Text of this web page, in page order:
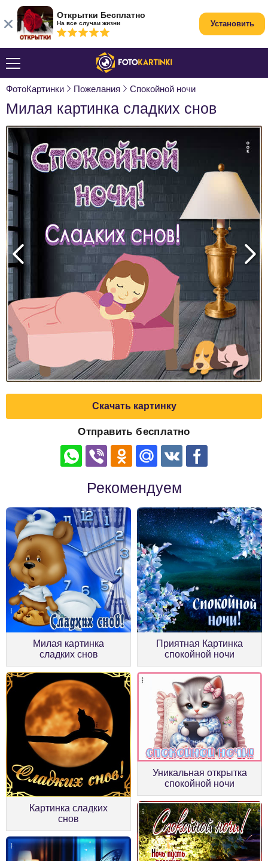
ФотоКартинки Пожелания Спокойной ночи
Милая картинка сладких снов
Скачать картинку
Отправить бесплатно
Рекомендуем
Милая картинка
сладких снов
Приятная Картинка
спокойной ночи
Картинка сладких
снов
Уникальная открытка
спокойной ночи
Открытки Бесплатно
На все случаи жизни Установить